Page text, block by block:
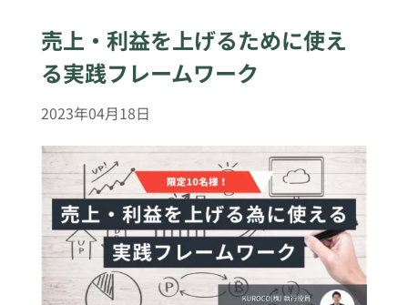
売上・利益を上げるために使え
る実践フレームワーク
2023年04月18日